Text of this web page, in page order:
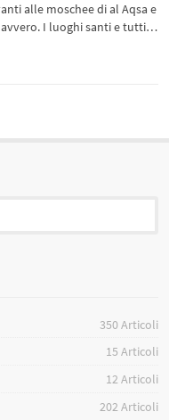
alle moschee di al Aqsa e
I luoghi santi e tutti…
350Articoli
15 Articoli
12Articoli
202Articoli